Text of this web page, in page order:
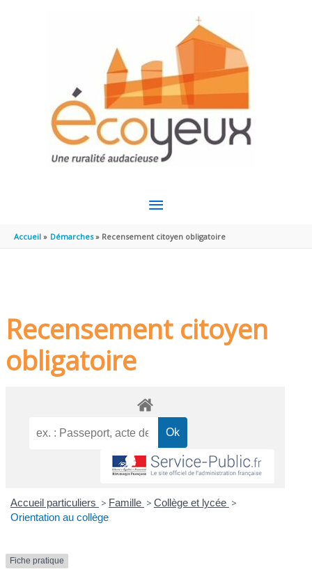
MENU
PRINCIPAL
Accueil Démarches Recensement citoyen obligatoire
Recensement citoyen
obligatoire
Accueil particuliers > Famille > Collège et lycée >
Orientation au collège
Fiche pratique